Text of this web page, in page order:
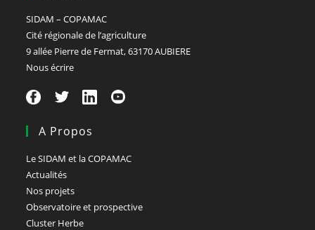
SIDAM – COPAMAC
Cité régionale de l’agriculture
9 allée Pierre de Fermat, 63170 AUBIERE
Nous écrire
A Propos
Le SIDAM et la COPAMAC
Actualités
Nos projets
Observatoire et prospective
Cluster Herbe